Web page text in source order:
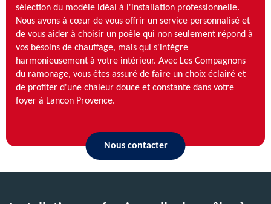
sélection du modèle idéal à l'installation professionnelle.
Nous avons à cœur de vous offrir un service personnalisé et
de vous aider à choisir un poêle qui non seulement répond à
vos besoins de chauffage, mais qui s'intègre
harmonieusement à votre intérieur. Avec Les Compagnons
du ramonage, vous êtes assuré de faire un choix éclairé et
de profiter d'une chaleur douce et constante dans votre
foyer à Lancon Provence.
Nous contacter